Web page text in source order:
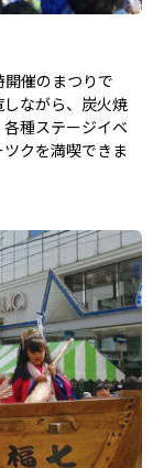
開催のまつりで
ながら、炭火焼
種ステージイベ
クを満喫できま